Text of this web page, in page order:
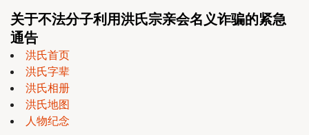
关于不法分子利用洪氏宗亲会名义诈骗的紧急
通告
洪氏首页
洪氏字辈
洪氏相册
洪氏地图
人物纪念